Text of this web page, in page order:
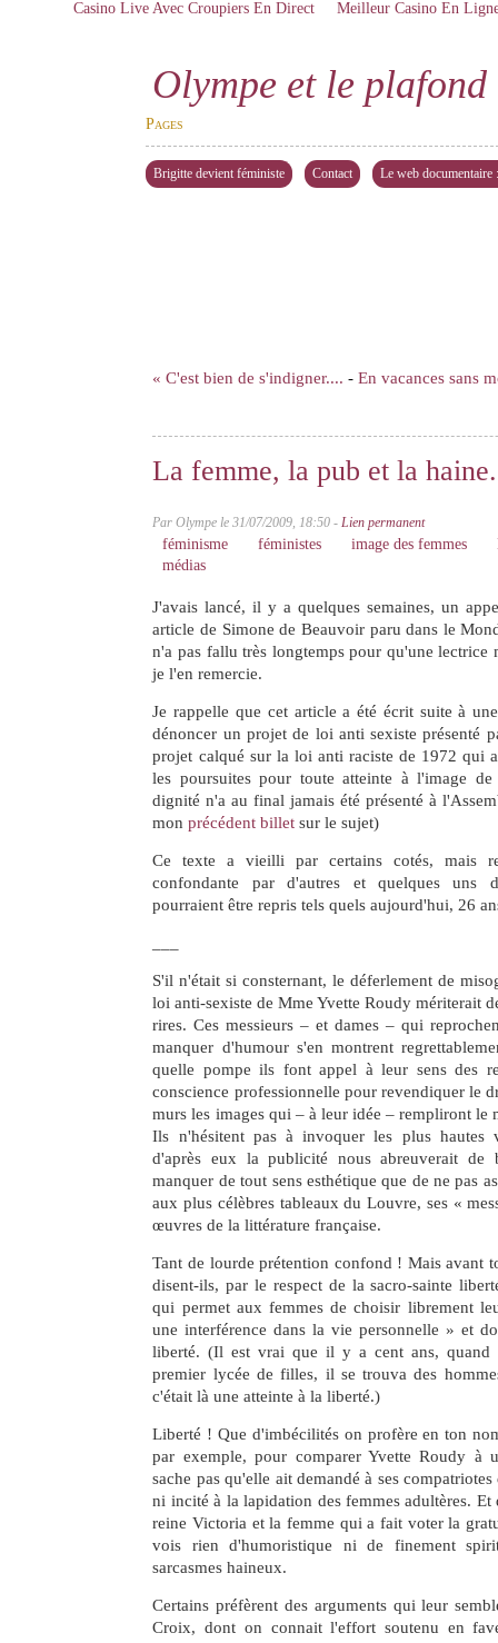
Casino Live Avec Croupiers En Direct Meilleur Casino En
Olympe et le plafond
« C'est bien de s'indigner.... - En vacances sans
La femme, la pub et la haine.
Par Olympe le 31/07/2009, 18:50 -Lien permanent
féminisme féministes image des femmes
médias
J'avais lancé, il y a quelques semaines, un
article de Simone de Beauvoir paru dans le
n'a pas fallu très longtemps pour qu'une lectrice
je l'en remercie.
Je rappelle que cet article a été écrit suite à
dénoncer un projet de loi anti sexiste présenté
projet calqué sur la loi anti raciste de 1972 qui
les poursuites pour toute atteinte à l'image
dignité n'a au final jamais été présenté à
monprécédent billet sur le sujet)
Ce texte a vieilli par certains cotés, mais
confondante par d'autres et quelques uns
pourraient être repris tels quels aujourd'hui, 26
S'il n'était si consternant, le déferlement de
loi anti-sexiste de Mme Yvette Roudy mériterait
rires. Ces messieurs – et dames – qui
manquer d'humour s'en montrent
quelle pompe ils font appel à leur sens des
conscience professionnelle pour revendiquer le
murs les images qui – à leur idée – rempliront le
Ils n'hésitent pas à invoquer les plus hautes
d'après eux la publicité nous abreuverait de
manquer de tout sens esthétique que de ne pas
aux plus célèbres tableaux du Louvre, ses «
œuvres de la littérature française.
Tant de lourde prétention confond ! Mais avant
disent-ils, par le respect de la sacro-sainte
qui permet aux femmes de choisir librement
une interférence dans la vie personnelle » et
liberté. (Il est vrai que il y a cent ans, quand
premier lycée de filles, il se trouva des
c'était là une atteinte à la liberté.)
Liberté ! Que d'imbécilités on profère en ton
par exemple, pour comparer Yvette Roudy à
sache pas qu'elle ait demandé à ses
ni incité à la lapidation des femmes adultères. Et
reine Victoria et la femme qui a fait voter la
vois rien d'humoristique ni de finement
sarcasmes haineux.
Certains préfèrent des arguments qui leur
Croix, dont on connait l'effort soutenu en
Pages
Brigitte devient féministe Contact Le web documentaire